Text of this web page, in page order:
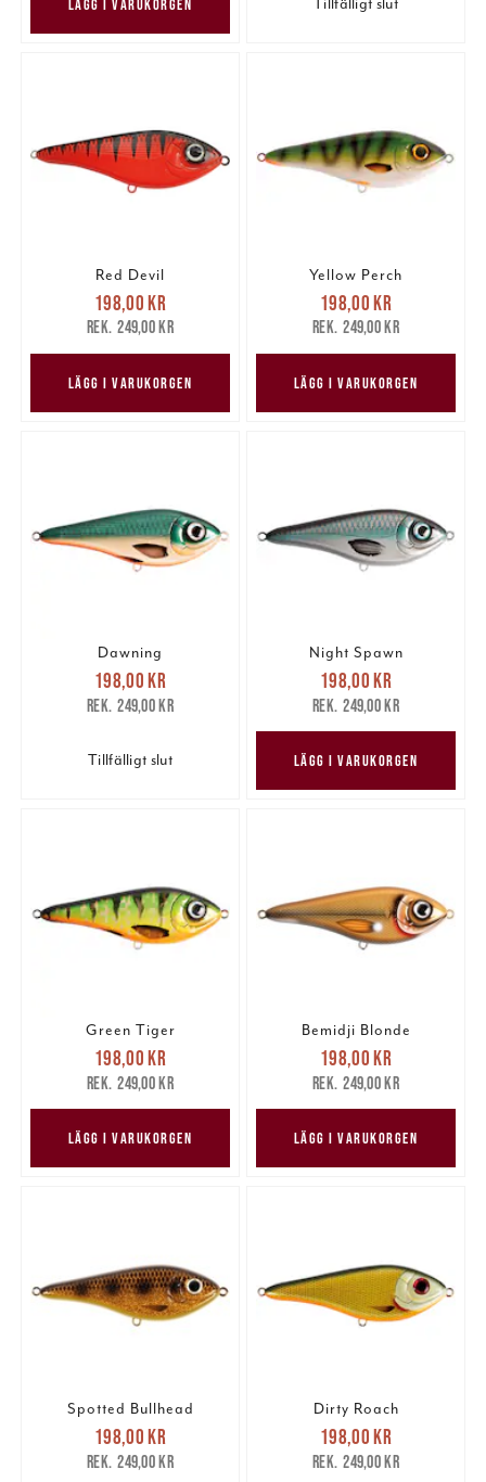
LÄGG I VARUKORGEN Tillfälligt slut
Red Devil
Nuvarande pris
198,00 krTidigare pris
249,00 kr
198,00 kr
249,00 kr
LÄGG I VARUKORGEN
Yellow Perch
Nuvarande pris
198,00 krTidigare pris
249,00 kr
198,00 kr
249,00 kr
LÄGG I VARUKORGEN
Dawning
Nuvarande pris
198,00 krTidigare pris
249,00 kr
198,00 kr
249,00 kr
Tillfälligt slut
Night Spawn
Nuvarande pris
198,00 krTidigare pris
249,00 kr
198,00 kr
249,00 kr
LÄGG I VARUKORGEN
Green Tiger
Nuvarande pris
198,00 krTidigare pris
249,00 kr
198,00 kr
249,00 kr
LÄGG I VARUKORGEN
Bemidji Blonde
Nuvarande pris
198,00 krTidigare pris
249,00 kr
198,00 kr
249,00 kr
LÄGG I VARUKORGEN
Spotted Bullhead
Nuvarande pris
198,00 krTidigare pris
249,00 kr
198,00 kr
249,00 kr
Dirty Roach
Nuvarande pris
198,00 krTidigare pris
249,00 kr
198,00 kr
249,00 kr